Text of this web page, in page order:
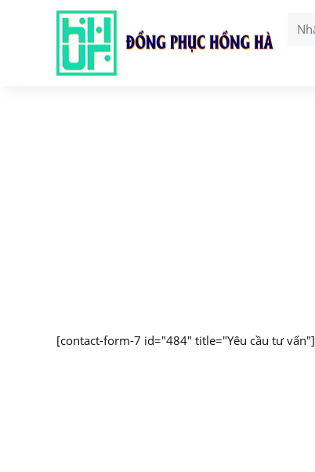
[contact-form-7 id="484" title="Yêu cầu tư vấn"]